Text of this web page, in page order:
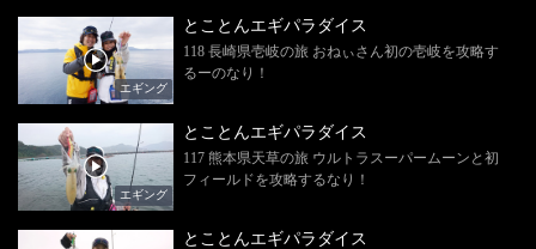
エギング
とことんエギパラダイス
118 長崎県壱岐の旅 おねぃさん初の壱岐を攻略す
るーのなり！
エギング
とことんエギパラダイス
117 熊本県天草の旅 ウルトラスーパームーンと初
フィールドを攻略するなり！
とことんエギパラダイス